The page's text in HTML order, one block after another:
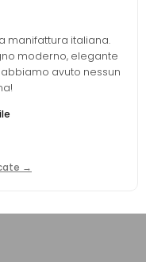
manifattura italiana.
moderno, elegante
avuto nessun
→